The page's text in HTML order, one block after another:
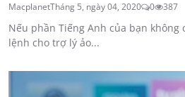
MacplanetTháng 5, ngày 04, 2020 0 387
Nếu phần Tiếng Anh của bạn
lệnh cho trợ lý ảo...